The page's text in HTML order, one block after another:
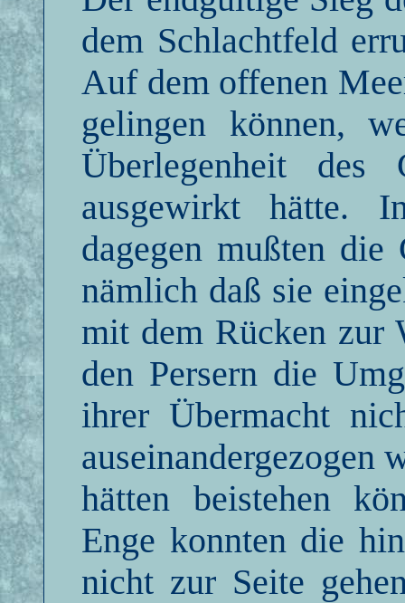
dem Schlachtfeld
Auf dem offenen
gelingen können,
Überlegenheit des
ausgewirkt hätte.
dagegen mußten die
nämlich daß sie
mit dem Rücken zur
den Persern die
ihrer Übermacht
auseinandergezogen
hätten beistehen
Enge konnten die
nicht zur Seite